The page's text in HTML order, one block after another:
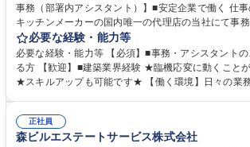
事務（部署内アシスタント）】■安定企業で働く 仕事の内容 ドイツの高級
キッチンメーカーの国内唯一の代理店の当社にて事
署内の事務業務全般をお任せいたします。 裁量を持
ため、スキルアップも可能です。 【部署内の事務業務全般】 ■サンプルの
仕分け・整理 ■電話応対 ■書類作成（会議資料、お
類を取りまとめて経理へ提出等） ■ショールームアテ
インテリア事務（部署内アシスタント）】■安定企業
必要な経験・能力等
必要な経験・能力等 【必須】■事務・アシスタント
る方 【歓迎】■建築業界経験 ★臨機応変に動くこと
★スキルアップも可能です★ 【働く環境】日々の業務を通じて、組織全体
ームとの協力や新しいアイデアを活かす場もあり、や
働けます。 【歓迎】 ■インテリアの業界のご経験が
正社員
森ビルエステートサービス株式会社